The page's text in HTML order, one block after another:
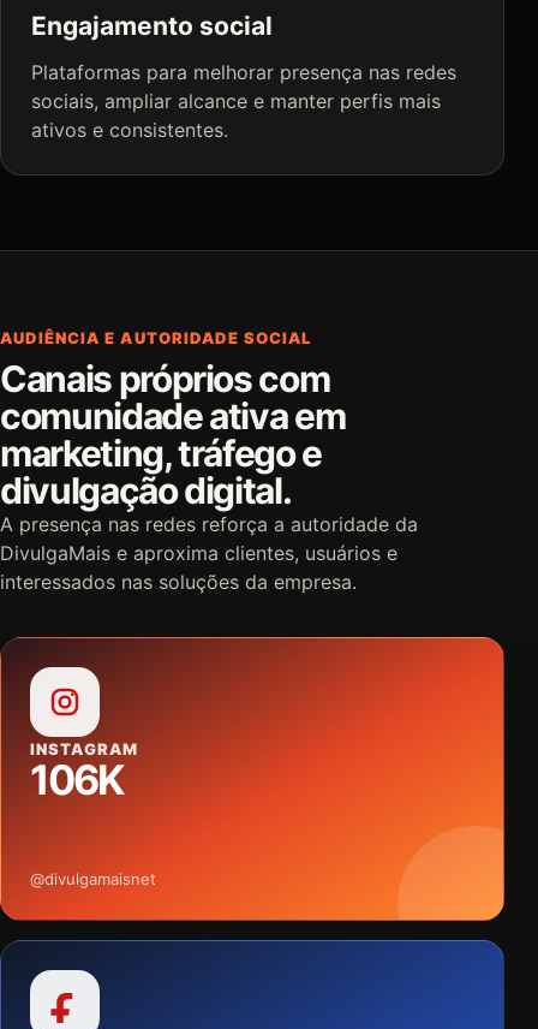
Engajamento social
Plataformas para melhorar presença nas redes
sociais, ampliar alcance e manter perfis mais
ativos e consistentes.
AUDIÊNCIA E AUTORIDADE SOCIAL
Canais próprios com
comunidade ativa em
marketing, tráfego e
divulgação digital.
A presença nas redes reforça a autoridade da
DivulgaMais e aproxima clientes, usuários e
interessados nas soluções da empresa.
INSTAGRAM
106K
@divulgamaisnet